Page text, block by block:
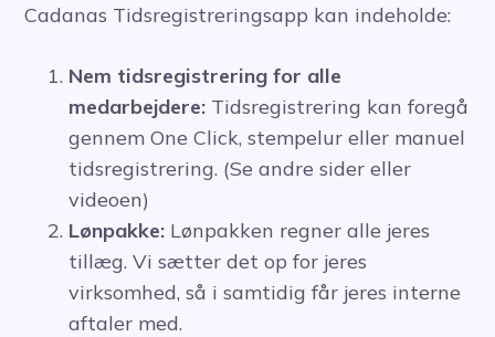
Cadanas Tidsregistreringsapp kan indeholde:
Nem tidsregistrering for alle
medarbejdere: Tidsregistrering kan foregå
gennem One Click, stempelur eller manuel
tidsregistrering. (Se andre sider eller
videoen)
Lønpakke: Lønpakken regner alle jeres
tillæg. Vi sætter det op for jeres
virksomhed, så i samtidig får jeres interne
aftaler med.